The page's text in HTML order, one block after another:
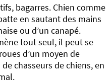
bagarres. Chien comme
en sautant des mains
ou d’un canapé.
tout seul, il peut se
d’un moyen de
chasseurs de chiens, en